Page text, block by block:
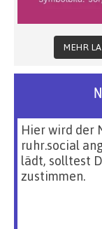
MEHR
Hier wird der
ruhr.social
lädt, solltest
zustimmen.